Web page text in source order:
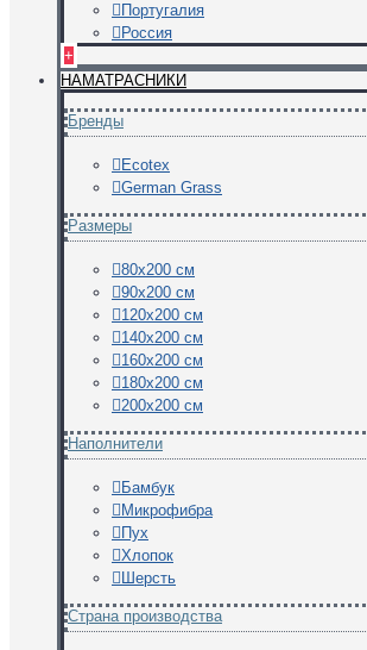
Португалия
Россия
+
НАМАТРАСНИКИ
Бренды
Ecotex
German Grass
Размеры
80х200 см
90х200 см
120х200 см
140х200 см
160х200 см
180х200 см
200х200 см
Наполнители
Бамбук
Микрофибра
Пух
Хлопок
Шерсть
Страна производства